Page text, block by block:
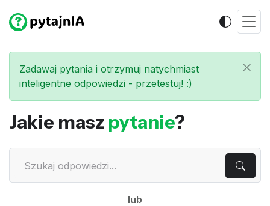
Zadawaj pytania i otrzymuj natychmiast
inteligentne odpowiedzi - przetestuj! :)
Jakie masz pytanie?
lub